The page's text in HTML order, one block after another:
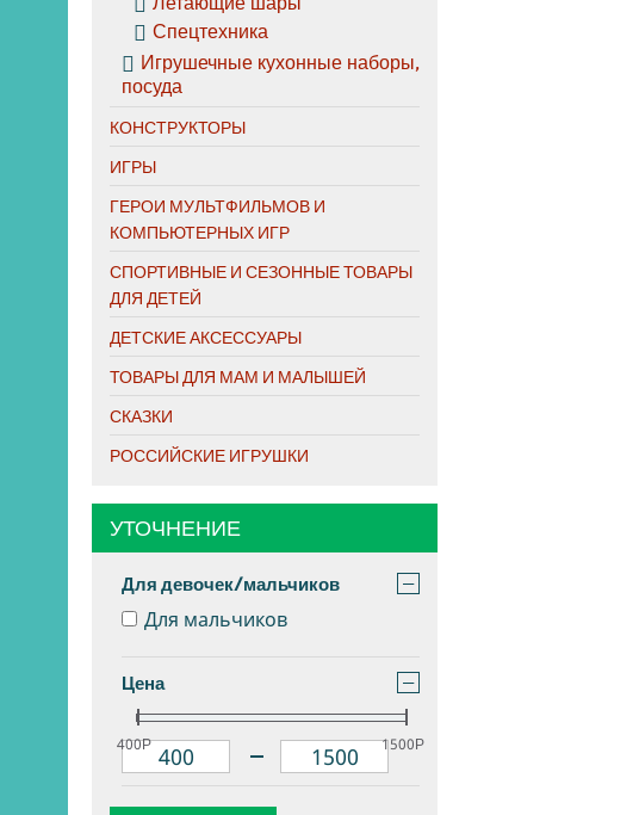
Спецтехника
Игрушечные кухонные наборы,
посуда
КОНСТРУКТОРЫ
ИГРЫ
ГЕРОИ МУЛЬТФИЛЬМОВ И
КОМПЬЮТЕРНЫХ ИГР
СПОРТИВНЫЕ И СЕЗОННЫЕ ТОВАРЫ
ДЛЯ ДЕТЕЙ
ДЕТСКИЕ АКСЕССУАРЫ
ТОВАРЫ ДЛЯ МАМ И МАЛЫШЕЙ
СКАЗКИ
РОССИЙСКИЕ ИГРУШКИ
УТОЧНЕНИЕ
Для девочек/мальчиков
−
Для мальчиков
Цена −
400Р 1500Р
–